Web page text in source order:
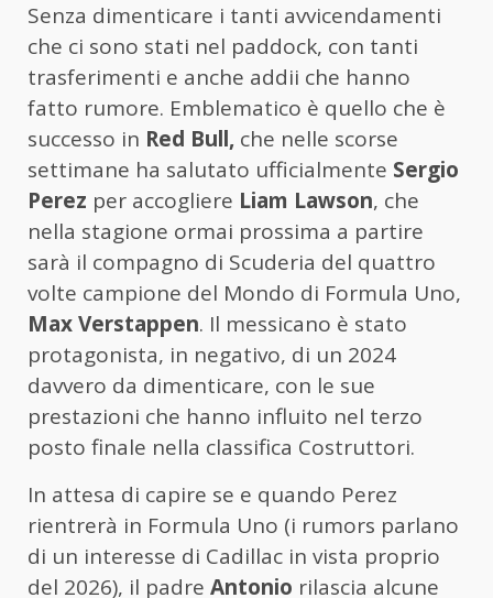
Senza dimenticare i tanti avvicendamenti
che ci sono stati nel paddock, con tanti
trasferimenti e anche addii che hanno
fatto rumore. Emblematico è quello che è
successo in Red Bull, che nelle scorse
settimane ha salutato ufficialmente Sergio
Perez per accogliere Liam Lawson, che
nella stagione ormai prossima a partire
sarà il compagno di Scuderia del quattro
volte campione del Mondo di Formula Uno,
Max Verstappen. Il messicano è stato
protagonista, in negativo, di un 2024
davvero da dimenticare, con le sue
prestazioni che hanno influito nel terzo
posto finale nella classifica Costruttori.
In attesa di capire se e quando Perez
rientrerà in Formula Uno (i rumors parlano
di un interesse di Cadillac in vista proprio
del 2026), il padre Antonio rilascia alcune